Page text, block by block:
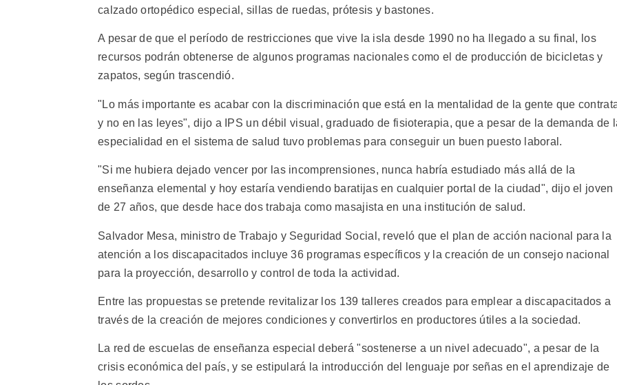
calzado ortopédico especial, sillas de ruedas, prótesis y bastones.
A pesar de que el período de restricciones que vive la isla desde 1990 no ha llegado a su final, los
recursos podrán obtenerse de algunos programas nacionales como el de producción de bicicletas y
zapatos, según trascendió.
"Lo más importante es acabar con la discriminación que está en la mentalidad de la gente que
y no en las leyes", dijo a IPS un débil visual, graduado de fisioterapia, que a pesar de la demanda de
especialidad en el sistema de salud tuvo problemas para conseguir un buen puesto laboral.
"Si me hubiera dejado vencer por las incomprensiones, nunca habría estudiado más allá de la
enseñanza elemental y hoy estaría vendiendo baratijas en cualquier portal de la ciudad", dijo el joven
de 27 años, que desde hace dos trabaja como masajista en una institución de salud.
Salvador Mesa, ministro de Trabajo y Seguridad Social, reveló que el plan de acción nacional para la
atención a los discapacitados incluye 36 programas específicos y la creación de un consejo nacional
para la proyección, desarrollo y control de toda la actividad.
Entre las propuestas se pretende revitalizar los 139 talleres creados para emplear a discapacitados a
través de la creación de mejores condiciones y convertirlos en productores útiles a la sociedad.
La red de escuelas de enseñanza especial deberá "sostenerse a un nivel adecuado", a pesar de la
crisis económica del país, y se estipulará la introducción del lenguaje por señas en el aprendizaje de